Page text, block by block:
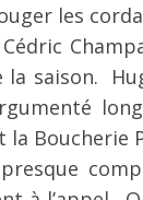
les
saison.
Boucherie